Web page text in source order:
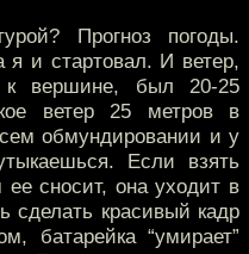
Прогноз погоды.
и стартовал. И ветер,
вершине, был 20-25
ветер 25 метров в
обмундировании и у
Если взять
сносит, она уходит в
сделать красивый кадр
батарейка “умирает”